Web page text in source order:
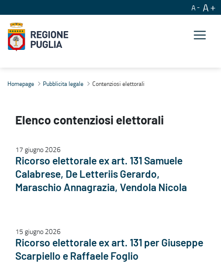
A A
Homepage Pubblicita legale Contenziosi elettorali
Elenco contenziosi elettorali
17 giugno 2026
Ricorso elettorale ex art. 131 Samuele
Calabrese, De Letteriis Gerardo,
Maraschio Annagrazia, Vendola Nicola
15 giugno 2026
Ricorso elettorale ex art. 131 per Giuseppe
Scarpiello e Raffaele Foglio